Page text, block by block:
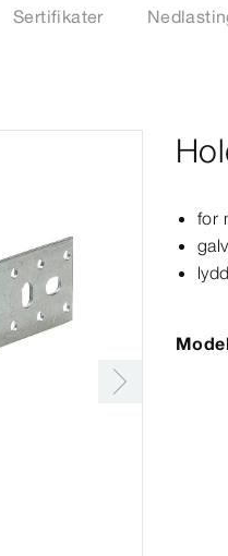
Sertifikater
for